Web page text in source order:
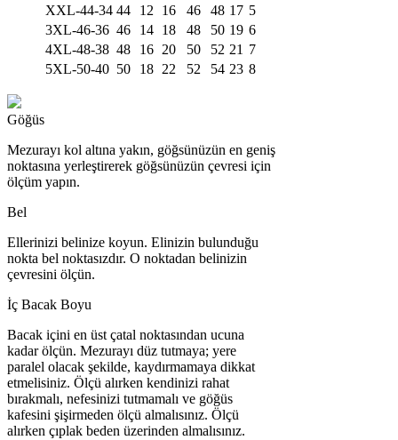
XXL-44-34 44 12 16 46 48 17 5
3XL-46-36 46 14 18 48 50 19 6
4XL-48-38 48 16 20 50 52 21 7
5XL-50-40 50 18 22 52 54 23 8
Göğüs
Mezurayı kol altına yakın, göğsünüzün en geniş
noktasına yerleştirerek göğsünüzün çevresi için
ölçüm yapın.
Bel
Ellerinizi belinize koyun. Elinizin bulunduğu
nokta bel noktasızdır. O noktadan belinizin
çevresini ölçün.
İç Bacak Boyu
Bacak içini en üst çatal noktasından ucuna
kadar ölçün. Mezurayı düz tutmaya; yere
paralel olacak şekilde, kaydırmamaya dikkat
etmelisiniz. Ölçü alırken kendinizi rahat
bırakmalı, nefesinizi tutmamalı ve göğüs
kafesini şişirmeden ölçü almalısınız. Ölçü
alırken çıplak beden üzerinden almalısınız.